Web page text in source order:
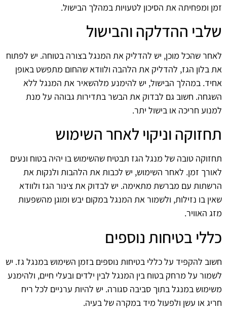
זמן ומפחיתה את הסיכון לטעויות במהלך הבישול.
שלבי ההדלקה והבישול
לאחר שהכל מוכן, יש להדליק את המנגל בצורה בטוחה. יש לפתוח
את בלון הגז, להדליק את הלהבה ולוודא שהחום מתפשט באופן
אחיד. במהלך הבישול, יש להימנע מלהשאיר את המנגל ללא
השגחה. חשוב גם לבדוק את הבשר בתדירות גבוהה על מנת
למנוע חריכה או בישול יתר.
תחזוקה וניקוי לאחר השימוש
תחזוקה טובה של מנגל הגז תבטיח שהשימוש בו יהיה בטוח ונעים
לאורך זמן. לאחר השימוש, יש לכבות את הלהבות ולנקות את
הרשתות עם מברשת מתאימה. יש לבדוק את צינור הגז ולוודא
שאין בו נזילות, ולשמור את המנגל במקום יבש ומוגן מהשפעות
מזג האוויר.
כללי בטיחות נוספים
חשוב להקפיד על כללי בטיחות נוספים בזמן השימוש במנגל גז. יש
לשמור על מרחק בטוח בין המנגל לבין ילדים ובעלי חיים, ולהימנע
משימוש במנגל בתוך סביבה סגורה. יש להיות ערניים לכל ריח
חריג או עשן ולפעול מיד במקרה של בעיה.